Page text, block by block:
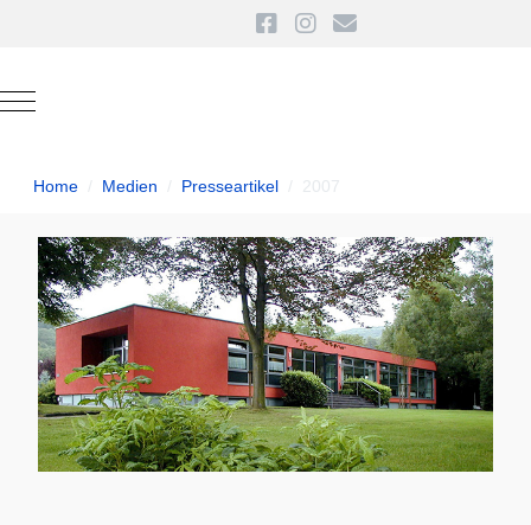
Mobile Menu Toggle
Home Medien Presseartikel 2007